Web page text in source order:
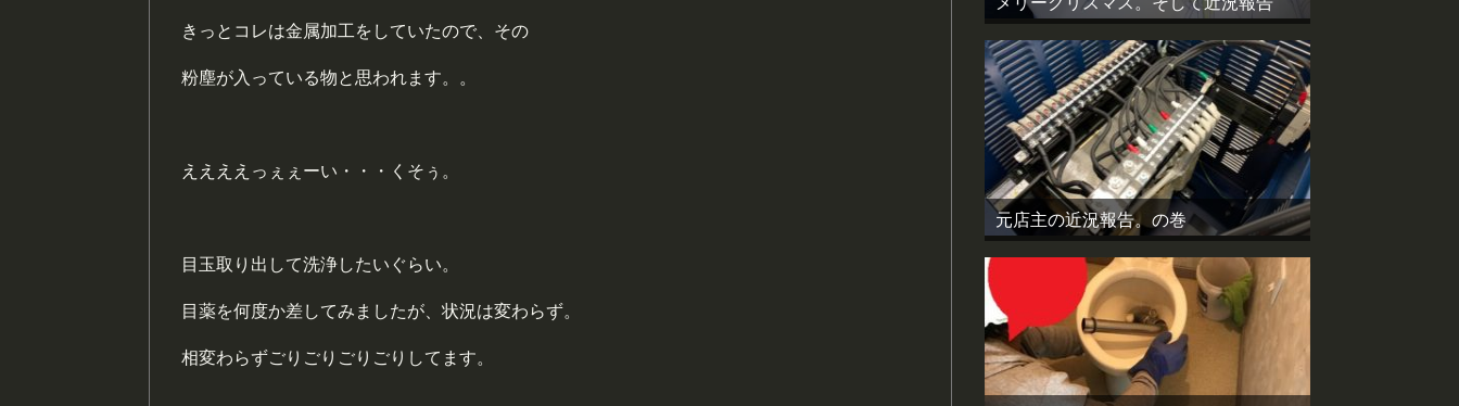
きっとコレは金属加工をしていたので、その
粉塵が入っている物と思われます。。
ええええっぇぇーい・・・くそぅ。
目玉取り出して洗浄したいぐらい。
目薬を何度か差してみましたが、状況は変わらず。
相変わらずごりごりごりごりしてます。
元店主の近況報告。の巻